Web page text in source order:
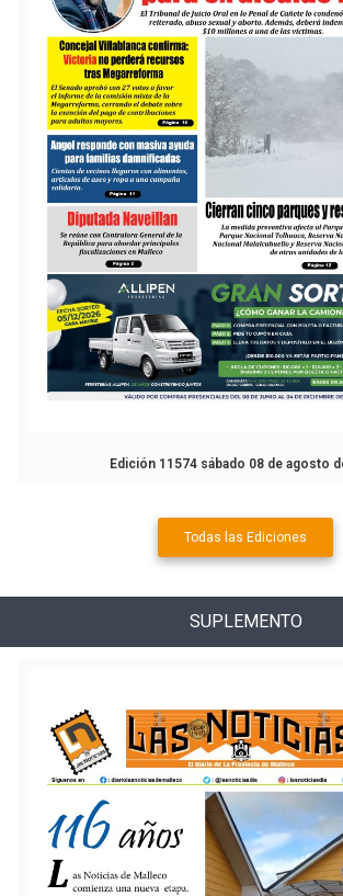
Edición 11574 sábado 08 de agosto
Todas las Ediciones
SUPLEMENTO